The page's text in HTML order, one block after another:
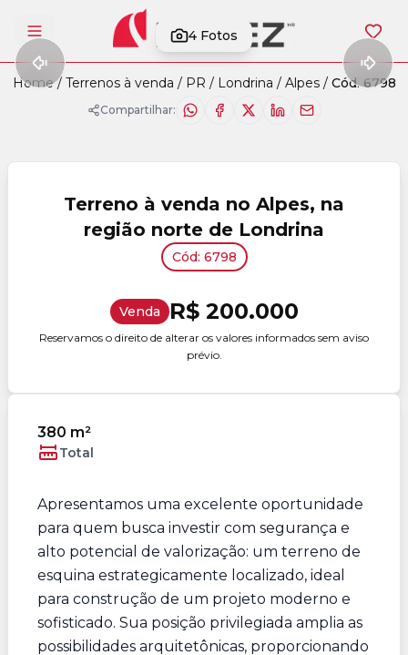
Abrir menu 4 Fotos
Home / Terrenos à venda / PR / Londrina / Alpes / Cód. 6798
Compartilhar:
Terreno à venda no Alpes, na
região norte de Londrina
Cód: 6798
Venda R$ 200.000
Reservamos o direito de alterar os valores informados sem aviso
prévio.
380 m²
Total
Apresentamos uma excelente oportunidade
para quem busca investir com segurança e
alto potencial de valorização: um terreno de
esquina estrategicamente localizado, ideal
para construção de um projeto moderno e
sofisticado. Sua posição privilegiada amplia as
possibilidades arquitetônicas, proporcionando